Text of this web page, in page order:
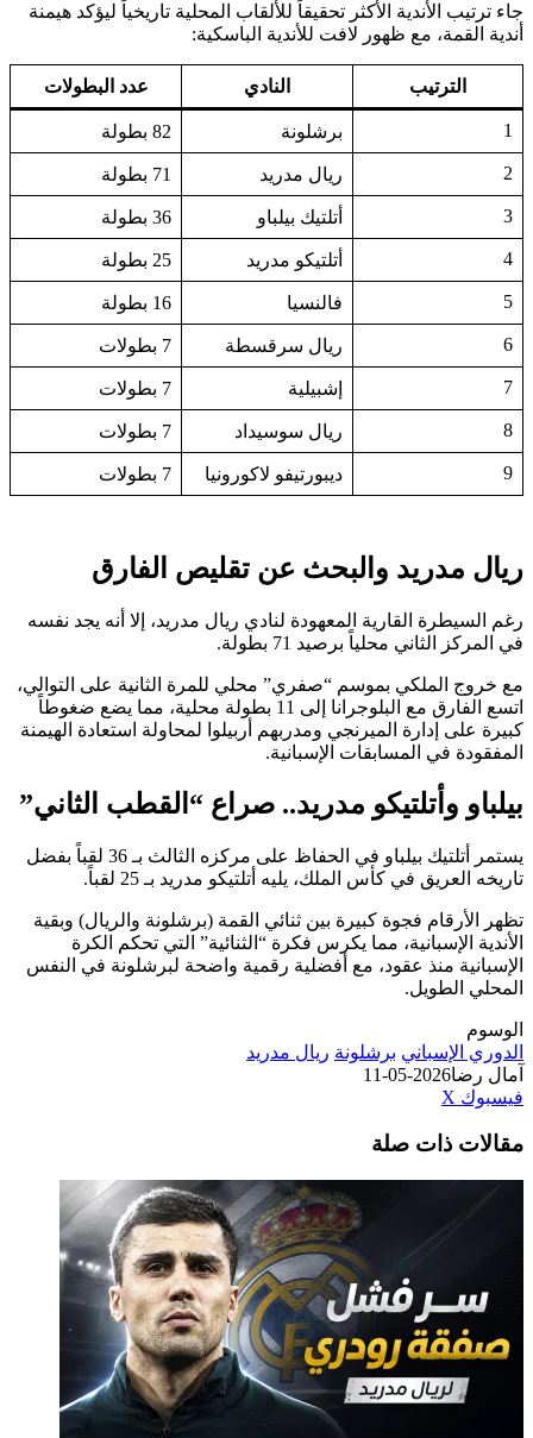
جاء ترتيب الأندية الأكثر تحقيقاً للألقاب المحلية تاريخياً ليؤكد هيمنة
أندية القمة، مع ظهور لافت للأندية الباسكية:
الترتيب النادي عدد البطولات
1 برشلونة 82 بطولة
2 ريال مدريد 71 بطولة
3 أتلتيك بيلباو 36 بطولة
4 أتلتيكو مدريد 25 بطولة
5 فالنسيا 16 بطولة
6 ريال سرقسطة 7 بطولات
7 إشبيلية 7 بطولات
8 ريال سوسيداد 7 بطولات
9 ديبورتيفو لاكورونيا 7 بطولات
ريال مدريد والبحث عن تقليص الفارق
رغم السيطرة القارية المعهودة لنادي ريال مدريد، إلا أنه يجد نفسه
في المركز الثاني محلياً برصيد 71 بطولة.
مع خروج الملكي بموسم “صفري” محلي للمرة الثانية على التوالي،
اتسع الفارق مع البلوجرانا إلى 11 بطولة محلية، مما يضع ضغوطاً
كبيرة على إدارة الميرنجي ومدربهم أربيلوا لمحاولة استعادة الهيمنة
المفقودة في المسابقات الإسبانية.
بيلباو وأتلتيكو مدريد.. صراع “القطب الثاني”
يستمر أتلتيك بيلباو في الحفاظ على مركزه الثالث بـ 36 لقباً بفضل
تاريخه العريق في كأس الملك، يليه أتلتيكو مدريد بـ 25 لقباً.
تظهر الأرقام فجوة كبيرة بين ثنائي القمة (برشلونة والريال) وبقية
الأندية الإسبانية، مما يكرس فكرة “الثنائية” التي تحكم الكرة
الإسبانية منذ عقود، مع أفضلية رقمية واضحة لبرشلونة في النفس
المحلي الطويل.
الوسوم
الدوري الإسباني برشلونة ريال مدريد
آمال رضا2026-05-11
فيسبوك ‫X
البريد
مقالات ذات صلة